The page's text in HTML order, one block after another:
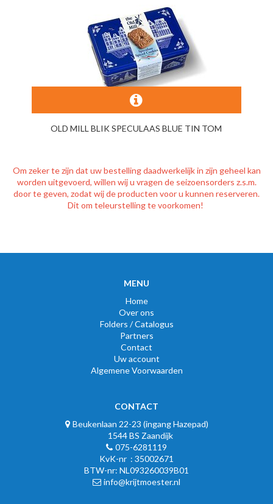
OLD MILL BLIK SPECULAAS BLUE TIN TOM
Om zeker te zijn dat uw bestelling daadwerkelijk in zijn geheel kan
worden uitgevoerd, willen wij u vragen de seizoensorders z.s.m.
door te geven, zodat wij de producten voor u kunnen reserveren.
Dit om teleurstelling te voorkomen!
MENU
Home
Over ons
Folders / Catalogus
Partners
Contact
Uw account
Algemene Voorwaarden
CONTACT
Beukenlaan 22-23 (ingang Hazepad)
1544 BS Zaandijk
075-6281119
KvK-nr : 35002671
BTW-nr: NL093260039B01
info@krijtmoester.nl